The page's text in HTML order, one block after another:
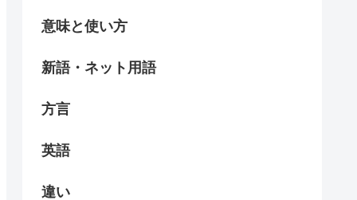
意味と使い方
新語・ネット用語
方言
英語
違い